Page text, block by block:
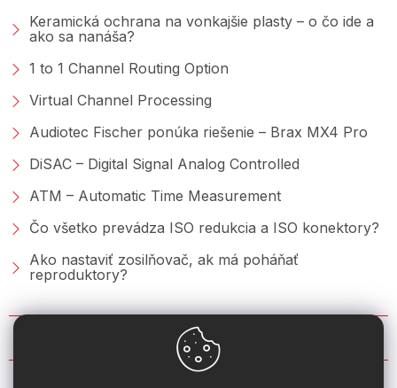
Keramická ochrana na vonkajšie plasty – o čo ide a
ako sa nanáša?
1 to 1 Channel Routing Option
Virtual Channel Processing
Audiotec Fischer ponúka riešenie – Brax MX4 Pro
DiSAC – Digital Signal Analog Controlled
ATM – Automatic Time Measurement
Čo všetko prevádza ISO redukcia a ISO konektory?
Ako nastaviť zosilňovač, ak má poháňať
reproduktory?
KONTAKT